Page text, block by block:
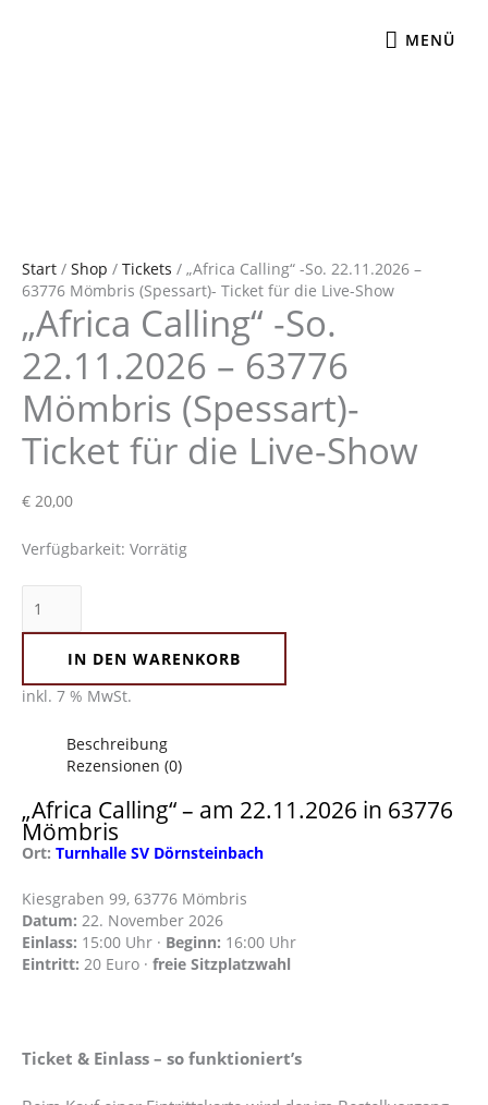
MENÜ
MENÜ
Start / Shop / Tickets / „Africa Calling“ -So. 22.11.2026 –
63776 Mömbris (Spessart)- Ticket für die Live-Show
„Africa Calling“ -So.
22.11.2026 – 63776
Mömbris (Spessart)-
Ticket für die Live-Show
€ 20,00
Verfügbarkeit: Vorrätig
-
So.
22.11.2026
-
63776
Mömbris
(Spessart)-
Ticket
für
die
Show
IN DEN WARENKORB
inkl. 7 % MwSt.
Beschreibung
Rezensionen (0)
„Africa Calling“ – am 22.11.2026 in 63776
Mömbris
Ort: Turnhalle SV Dörnsteinbach
Kiesgraben 99, 63776 Mömbris
Datum: 22. November 2026
Einlass: 15:00 Uhr · Beginn: 16:00 Uhr
Eintritt: 20 Euro · freie Sitzplatzwahl
Ticket & Einlass – so funktioniert’s